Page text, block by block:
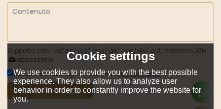
Supporta solo .rar/.zip/.jpg/.png/.gif/.doc/.xls/.pdf, massimo 20M
accessorio
Accettare di usare gli articoli servizi,Articoli Servizi
Mandare Messaggi
Cookie settings
We use cookies to provide you with the best possible
experience. They also allow us to analyze user
behavior in order to constantly improve the website for
you.